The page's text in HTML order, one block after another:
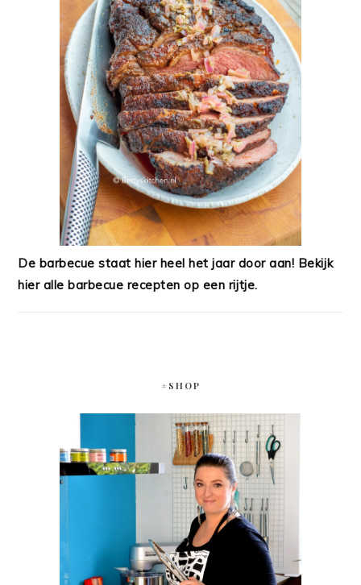
De barbecue staat hier heel het jaar door aan! Bekijk
hier alle barbecue recepten op een rijtje.
#SHOP